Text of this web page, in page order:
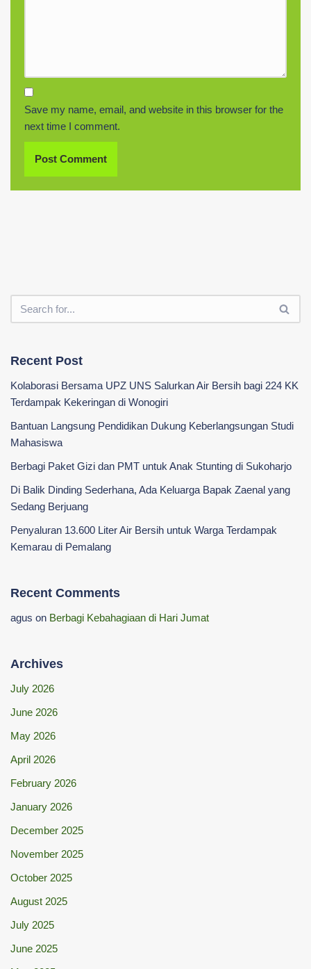
Save my name, email, and website in this browser for the
next time I comment.
Recent Post
Kolaborasi Bersama UPZ UNS Salurkan Air Bersih bagi 224 KK
Terdampak Kekeringan di Wonogiri
‎Bantuan Langsung Pendidikan Dukung Keberlangsungan Studi
Mahasiswa ‎
Berbagi Paket Gizi dan PMT untuk Anak Stunting di Sukoharjo
Di Balik Dinding Sederhana, Ada Keluarga Bapak Zaenal yang
Sedang Berjuang
Penyaluran 13.600 Liter Air Bersih untuk Warga Terdampak
Kemarau di Pemalang
Recent Comments
agus on Berbagi Kebahagiaan di Hari Jumat
Archives
July 2026
June 2026
May 2026
April 2026
February 2026
January 2026
December 2025
November 2025
October 2025
August 2025
July 2025
June 2025